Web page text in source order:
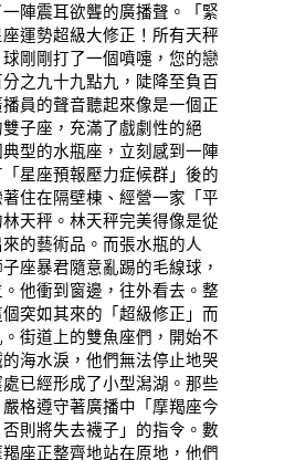
陣震耳欲聾的廣播聲。「緊
運勢超級大修正！所有天秤
剛剛打了一個噴嚏，您的戀
之九十九點九，陡降至負百
員的聲音聽起來像是一個正
子座，充滿了戲劇性的絕
型的水瓶座，立刻感到一陣
星座預報壓力症候群」後的
住在隔壁棟、經營一家「平
天秤。林天秤完美得像是從
的藝術品。而張水瓶的人
座暴君隨意亂踢的毛線球，
他衝到窗邊，往外看去。整
突如其來的「超級修正」而
街道上的雙魚座們，開始不
海水淚，他們無法停止地哭
已經形成了小型潟湖。那些
格遵守著廣播中「摩羯座今
則將失去襪子」的指令。數
座正整齊地站在原地，他們